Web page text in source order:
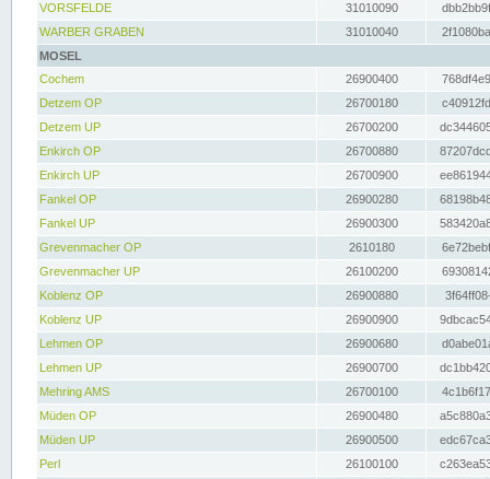
VORSFELDE
31010090
WARBER GRABEN
31010040
MOSEL
Cochem
26900400
Detzem OP
26700180
Detzem UP
26700200
Enkirch OP
26700880
Enkirch UP
26700900
Fankel OP
26900280
Fankel UP
26900300
Grevenmacher OP
2610180
Grevenmacher UP
26100200
Koblenz OP
26900880
Koblenz UP
26900900
Lehmen OP
26900680
Lehmen UP
26900700
Mehring AMS
26700100
Müden OP
26900480
Müden UP
26900500
Perl
26100100